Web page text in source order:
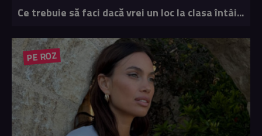
Ce trebuie să faci dacă vrei un loc la clasa întâi...
PE ROZ